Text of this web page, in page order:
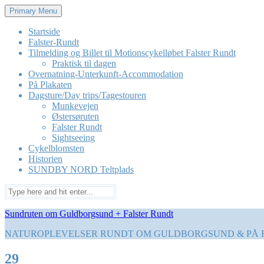
Skip
to
content
Primary Menu
Startside
Falster-Rundt
Tilmelding og Billet til Motionscykelløbet Falster Rundt
Praktisk til dagen
Overnatning-Unterkunft-Accommodation
På Plakaten
Dagsture/Day trips/Tagestouren
Munkevejen
Østersøruten
Falster Rundt
Sightseeing
Cykelblomsten
Historien
SUNDBY NORD Teltplads
Search
for:
Sundruten om Guldborgsund + Falster Rundt
NATUROPLEVELSER RUNDT OM GULDBORGSUND & PÅ
29